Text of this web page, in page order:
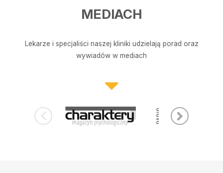
MEDIACH
Lekarze i specjaliści naszej kliniki udzielają porad oraz
wywiadów w mediach